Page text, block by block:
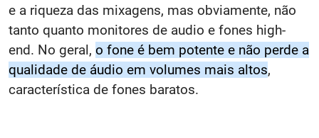
e a riqueza das mixagens, mas obviamente, não
tanto quanto monitores de audio e fones high-
end. No geral, o fone é bem potente e não perde a
qualidade de áudio em volumes mais altos,
característica de fones baratos.